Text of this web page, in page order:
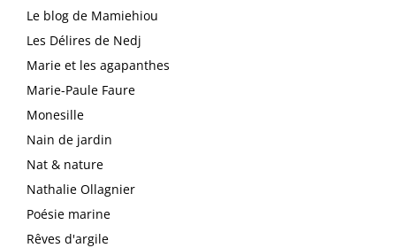
Le blog de Mamiehiou
Les Délires de Nedj
Marie et les agapanthes
Marie-Paule Faure
Monesille
Nain de jardin
Nat & nature
Nathalie Ollagnier
Poésie marine
Rêves d'argile